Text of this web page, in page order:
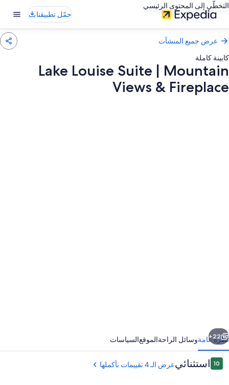
التخطّي إلى المحتوى الرئيسي
حمّل تطبيقنا
عرض جميع المنشآت
كابينة كاملة
Lake Louise Suite | Mountain
Views & Fireplace
&
Fireplace
التالي
22+
نظرة عامةوسائل الراحةالموقعالسياسات
التقييمات
10
10 من 10 استثنائيعرض الـ 4 تقييمات بأكملها